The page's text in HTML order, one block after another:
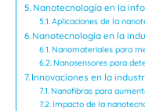
Nanotecnología en la
Aplicaciones de la
Nanotecnología en la
Nanomateriales para
Nanosensores para
Innovaciones en la
Nanofibras para
Impacto de la